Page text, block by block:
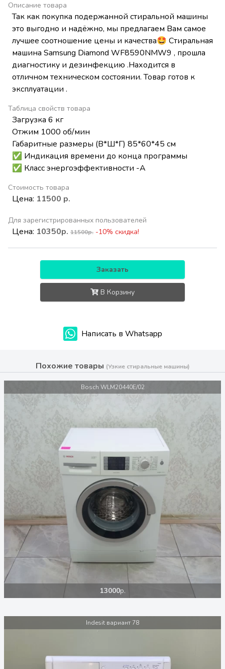
Описание товара
Так как покупка подержанной стиральной машины
это выгодно и надёжно, мы предлагаем Вам самое
лучшее соотношение цены и качества🤩 Стиральная
машина Samsung Diamond WF8590NMW9 , прошла
диагностику и дезинфекцию .Находится в
отличном техническом состоянии. Товар готов к
эксплуатации .
Таблица свойств товара
Загрузка 6 кг
Отжим 1000 об/мин
Габаритные размеры (В*Ш*Г) 85*60*45 см
✅ Индикация времени до конца программы
✅ Класс энергоэффективности -А
Стоимость товара
Цена: 11500 р.
Для зарегистрированных пользователей
Цена: 10350р. 11500р. -10% скидка!
Заказать
В Корзину
Написать в Whatsapp
Похожие товары (Узкие стиральные машины)
Bosch WLM20440E/02
13000р.
Indesit вариант 78